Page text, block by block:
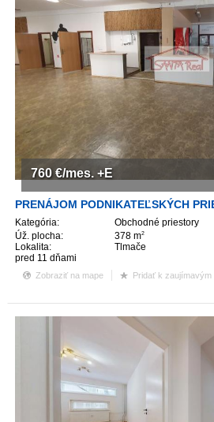
Kategória:
Obchodné priestory
Úž. plocha:
378 m2
Lokalita:
Tlmače
pred 11 dňami
760 €/mes. +E
Zobraziť na mape Pridať k zaujímavým